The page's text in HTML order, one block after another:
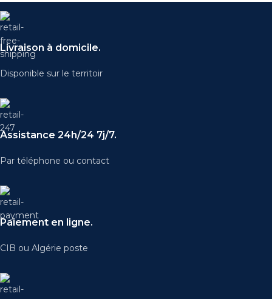
Livraison à domicile.
Disponible sur le territoir
Assistance 24h/24 7j/7.
Par téléphone ou contact
Paiement en ligne.
CIB ou Algérie poste